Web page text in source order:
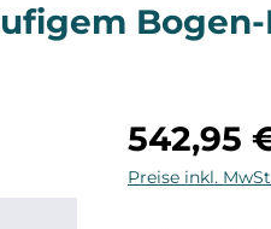
Regulärer Preis:
542,95
Preise inkl.